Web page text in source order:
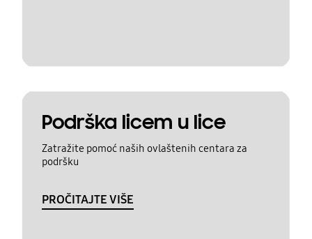
Podrška licem u lice
Zatražite pomoć naših ovlaštenih centara za
podršku
PROČITAJTE VIŠE